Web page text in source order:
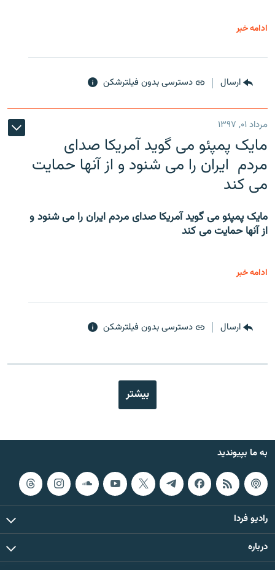
ادامه خبر
ارسال دسترسی بدون فیلترشکن
مرداد ۰۱, ۱۳۹۷
مایک پمپئو می گوید آمریکا صدای
مردم ایران را می شنود و از آنها حمایت
می کند
مایک پمپئو می گوید آمریکا صدای مردم ایران را می شنود و
از آنها حمایت می کند
ادامه خبر
ارسال دسترسی بدون فیلترشکن
بیشتر
به ما بپیوندید
رادیو فردا
درباره